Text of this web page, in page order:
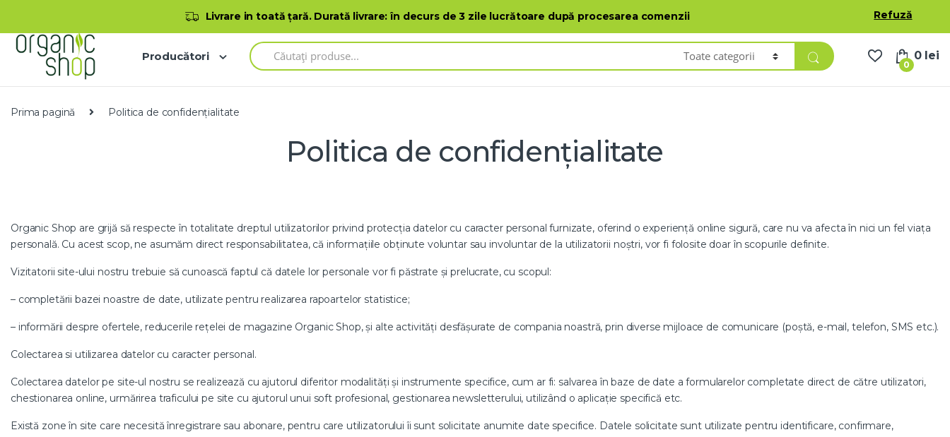
Adresele de magazine Catalog de produse Română
Producători
S
e
r
0
0 lei
Prima pagină Politica de confidențialitate
Politica de confidențialitate
Organic Shop are grijă să respecte în totalitate dreptul utilizatorilor privind protecția datelor cu caracter personal furnizate, oferind o experiență online sigură, care nu va afecta în nici un fel viața
personală. Cu acest scop, ne asumăm direct responsabilitatea, că informațiile obținute voluntar sau involuntar de la utilizatorii noștri, vor fi folosite doar în scopurile definite.
Vizitatorii site-ului nostru trebuie să cunoască faptul că datele lor personale vor fi păstrate și prelucrate, cu scopul:
– completării bazei noastre de date, utilizate pentru realizarea rapoartelor statistice;
– informării despre ofertele, reducerile rețelei de magazine Organic Shop, și alte activități desfășurate de compania noastră, prin diverse mijloace de comunicare (poștă, e-mail, telefon, SMS etc.).
Colectarea si utilizarea datelor cu caracter personal.
Colectarea datelor pe site-ul nostru se realizează cu ajutorul diferitor modalități și instrumente specifice, cum ar fi: salvarea în baze de date a formularelor completate direct de către utilizatori,
chestionarea online, urmărirea traficului pe site cu ajutorul unui soft profesional, gestionarea newsletterului, utilizând o aplicație specifică etc.
Există zone în site care necesită înregistrare sau abonare, pentru care utilizatorului îi sunt solicitate anumite date specifice. Datele solicitate sunt utilizate pentru identificare, confirmare,
Livrare in toată ţară. Durată livrare: în decurs de 3 zile lucrătoare după procesarea comenzii Refuză